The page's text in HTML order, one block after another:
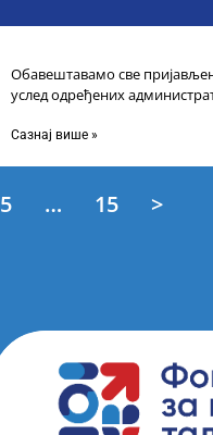
Обавештавамо све
услед одређених
Конкурсу за доделу награда
Сазнај више »
5 … 15 >